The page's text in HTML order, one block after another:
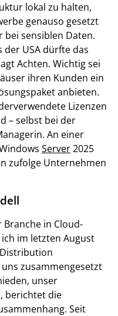
lokal zu halten,
genauso gesetzt
sensiblen Daten.
der USA dürfte das
Achten. Wichtig sei
ihren Kunden ein
anbieten.
Lizenzen
– selbst bei der
An einer
Server2025
zufolge Unternehmen
Branche in Cloud-
im letzten August
zusammengesetzt
unser
berichtet die
Seit